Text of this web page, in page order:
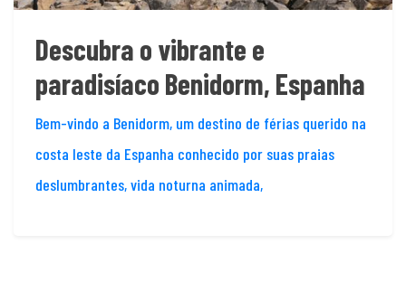
Descubra o vibrante e
paradisíaco Benidorm, Espanha
Bem-vindo a Benidorm, um destino de férias querido na
costa leste da Espanha conhecido por suas praias
deslumbrantes, vida noturna animada,